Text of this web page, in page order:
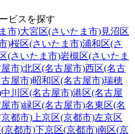
ビスを探す
市)大宮区(さいたま市)見沼区
)桜区(さいたま市)浦和区(さ
(さいたま市)岩槻区(さいたま
市)北区(名古屋市)西区(名古
屋市)昭和区(名古屋市)瑞穂
中川区(名古屋市)港区(名古屋
市)緑区(名古屋市)名東区(名
都市) 上京区(京都市)左京区
京都市)下京区(京都市)南区(京